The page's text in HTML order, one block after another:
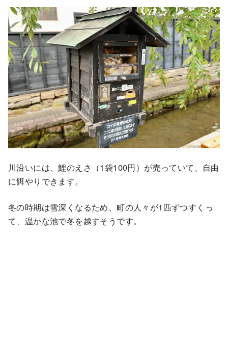
川沿いには、鯉のえさ（1袋100円）が売っていて、自由
に餌やりできます。
冬の時期は雪深くなるため、町の人々が1匹ずつすくっ
て、温かな池で冬を越すそうです。